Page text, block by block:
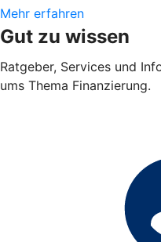
Mehr erfahren
Gut zu wissen
Ratgeber, Services und
ums Thema Finanzierung.